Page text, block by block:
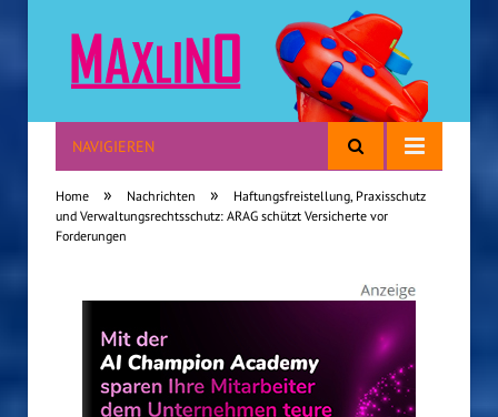
Reisen mit Kindern
NAVIGIEREN
Home » Nachrichten »
Haftungsfreistellung, Praxisschutz
und Verwaltungsrechtsschutz: ARAG schützt Versicherte vor
Forderungen